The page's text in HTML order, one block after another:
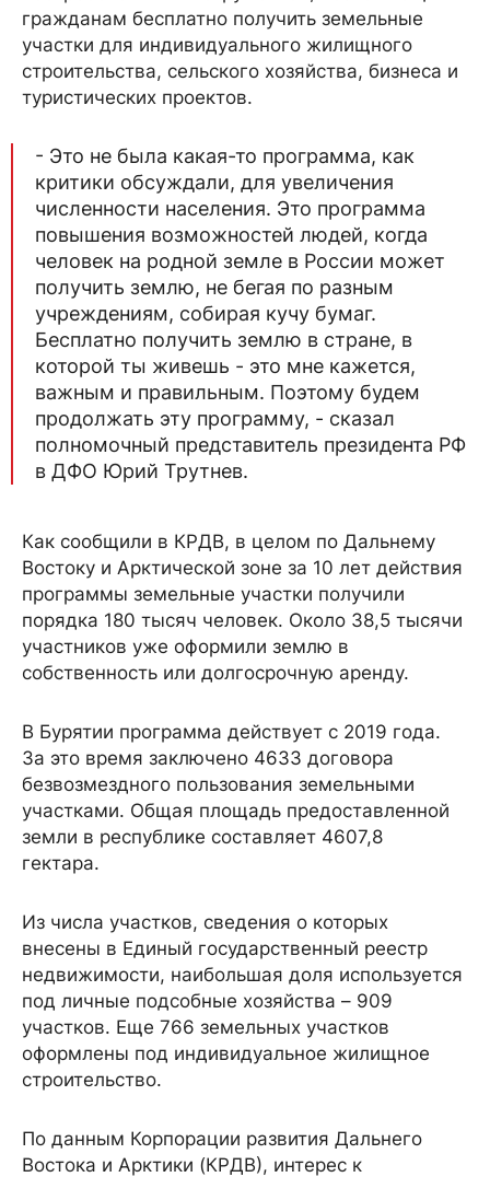
гражданам бесплатно получить земельные
участки для индивидуального жилищного
строительства, сельского хозяйства, бизнеса и
туристических проектов.
- Это не была какая-то программа, как
критики обсуждали, для увеличения
численности населения. Это программа
повышения возможностей людей, когда
человек на родной земле в России может
получить землю, не бегая по разным
учреждениям, собирая кучу бумаг.
Бесплатно получить землю в стране, в
которой ты живешь - это мне кажется,
важным и правильным. Поэтому будем
продолжать эту программу, - сказал
полномочный представитель президента РФ
в ДФО Юрий Трутнев.
Как сообщили в КРДВ, в целом по Дальнему
Востоку и Арктической зоне за 10 лет действия
программы земельные участки получили
порядка 180 тысяч человек. Около 38,5 тысячи
участников уже оформили землю в
собственность или долгосрочную аренду.
В Бурятии программа действует с 2019 года.
За это время заключено 4633 договора
безвозмездного пользования земельными
участками. Общая площадь предоставленной
земли в республике составляет 4607,8
гектара.
Из числа участков, сведения о которых
внесены в Единый государственный реестр
недвижимости, наибольшая доля используется
под личные подсобные хозяйства – 909
участков. Еще 766 земельных участков
оформлены под индивидуальное жилищное
строительство.
По данным Корпорации развития Дальнего
Востока и Арктики (КРДВ), интерес к